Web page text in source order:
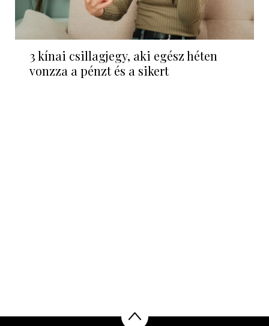
3 kínai csillagjegy, aki egész héten
vonzza a pénzt és a sikert